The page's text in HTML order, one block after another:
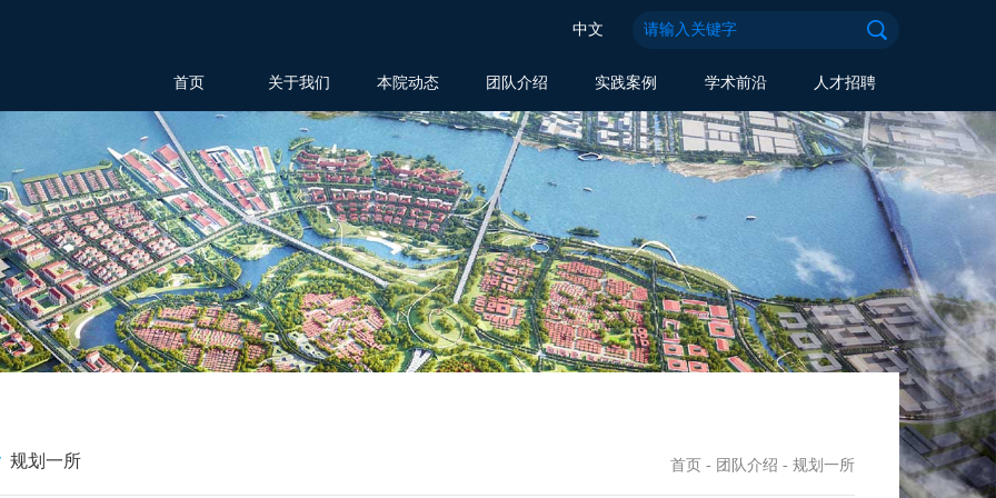
中文
首页 关于我们 本院动态 团队介绍 实践案例 学术前沿 人才招聘
规划一所 首页 - 团队介绍 - 规划一所